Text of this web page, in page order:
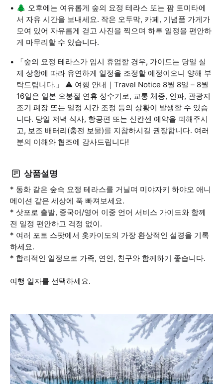
🌲 오후에는 여유롭게 숲의 요정 테라스 또는 팜 토미타에
서 자유 시간을 보내세요. 작은 오두막, 카페, 기념품 가게가
모여 있어 자유롭게 걷고 사진을 찍으며 하루 일정을 편안하
게 마무리할 수 있습니다.
「숲의 요정 테라스가 임시 휴업할 경우, 가이드는 당일 실
제 상황에 따라 유연하게 일정을 조정할 예정이오니 양해 부
탁드립니다.」 ⚠️ 여행 안내｜Travel Notice 8월 8일 – 8월
16일은 일본 오봉절 연휴 성수기로, 교통 체증, 인파, 관광지
조기 폐장 또는 일정 시간 조정 등의 상황이 발생할 수 있습
니다. 당일 저녁 식사, 항공편 또는 신칸센 예약을 피해주시
고, 보조 배터리(충전 보물)를 지참하시길 권장합니다. 여러
분의 이해와 협조에 감사드립니다!
상품설명
* 동화 같은 숲속 요정 테라스를 거닐며 미야자키 하야오 애니
메이션 같은 세상에 푹 빠져보세요.
* 삿포로 출발, 중국어/영어 이중 언어 서비스 가이드와 함께
전 일정 편안하고 걱정 없이.
* 여러 포토 스팟에서 홋카이도의 가장 환상적인 설경을 기록
하세요.
* 합리적인 일정으로 가족, 연인, 친구와 함께하기 좋습니다.
여행 일자를 선택하세요.